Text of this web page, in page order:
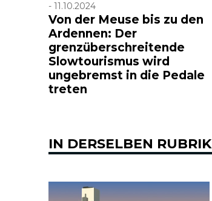
- 11.10.2024
Von der Meuse bis zu den
Ardennen: Der
grenzüberschreitende
Slowtourismus wird
ungebremst in die Pedale
treten
IN DERSELBEN RUBRIK